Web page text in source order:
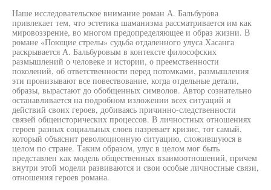
Наше исследовательское внимание роман А. Бальбурова
привлекает тем, что эстетика шаманизма рассматривается им как
мировоззрение, во многом предопределяющее и образ жизни. В
романе «Поющие стрелы» судьба отдаленного улуса Хасанга
раскрывается А. Бальбуровым в контексте философских
размышлений о человеке и истории, о преемственности
поколений, об ответственности перед потомками, размышления
эти пронизывают все повествование, когда отдельные детали,
образы, вырастают до обобщенных символов. Автор сознательно
останавливается на подробном изложении всех ситуаций и
действий своих героев, добиваясь причинно-следственности
связей общеисторических процессов. В личностных отношениях
героев разных социальных слоев назревает кризис, тот самый,
который объяснит революционную ситуацию, сложившуюся в
целом по стране. Таким образом, улус в целом мог быть
представлен как модель общественных взаимоотношений, причем
внутри этой модели развиваются и свои особые личностные связи,
отношения героев романа.